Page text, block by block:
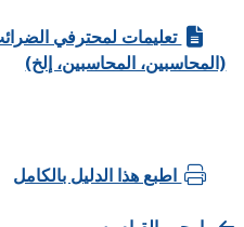
تعليمات لمحترفي الضرائب
المحاسبين، إلخ)
اطبع هذا الدليل بالكامل